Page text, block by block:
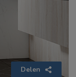
Delen